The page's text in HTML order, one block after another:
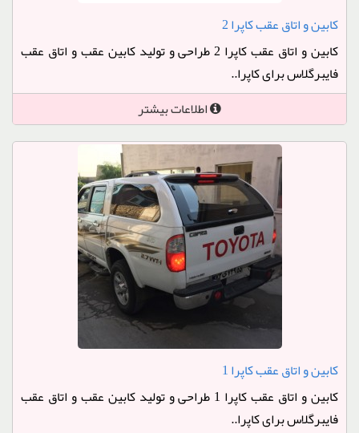
کابین و اتاق عقب کاپرا 2
کابین و اتاق عقب کاپرا 2 طراحی و تولید کابین عقب و اتاق عقب
فایبرگلاس برای کاپرا..
اطلاعات بیشتر
کابین و اتاق عقب کاپرا 1
کابین و اتاق عقب کاپرا 1 طراحی و تولید کابین عقب و اتاق عقب
فایبرگلاس برای کاپرا..